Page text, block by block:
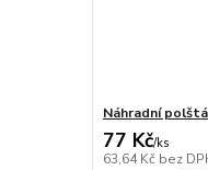
Náhradní
77 Kč/ks
63,64 Kč bez